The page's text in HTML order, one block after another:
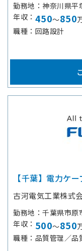
勤務地
神奈川県平
年収
450～850
職種
回路設計
【千葉】電力ケ
古河電気工業株式
勤務地
千葉県市原
年収
500～850
職種
品質管理／品